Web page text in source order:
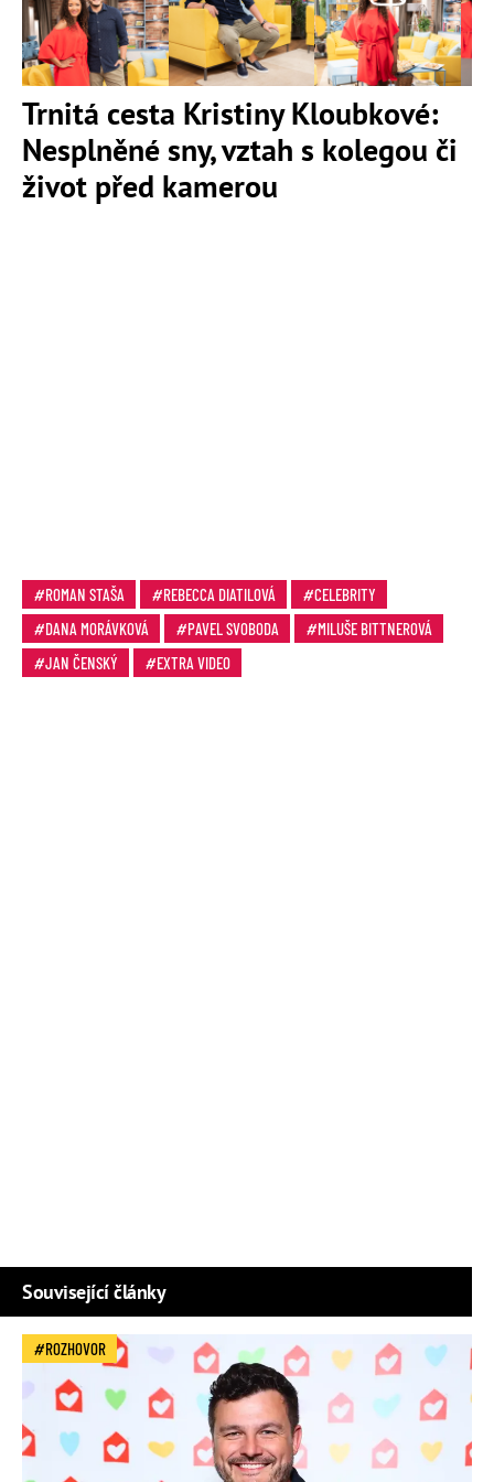
Trnitá cesta Kristiny Kloubkové:
Nesplněné sny, vztah s kolegou či
život před kamerou
ROMAN STAŠA REBECCA DIATILOVÁ
CELEBRITY
DANA MORÁVKOVÁ
PAVEL SVOBODA
MILUŠE BITTNEROVÁ
JAN ČENSKÝ
EXTRA VIDEO
Související články
ROZHOVOR